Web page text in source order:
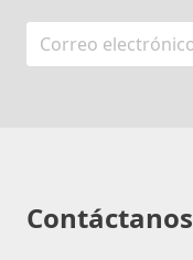
Contáctanos